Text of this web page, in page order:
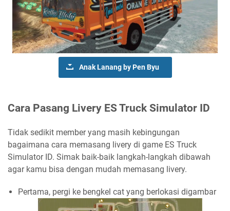
Anak Lanang by Pen Byu
Cara Pasang Livery ES Truck Simulator ID
Tidak sedikit member yang masih kebingungan
bagaimana cara memasang livery di game ES Truck
Simulator ID. Simak baik-baik langkah-langkah dibawah
agar kamu bisa dengan mudah memasang livery.
Pertama, pergi ke bengkel cat yang berlokasi digambar